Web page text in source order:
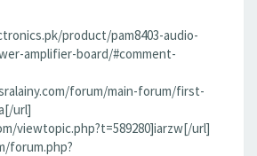
product/pam8403-audio-
amplifier-board/#comment-
forum/main-forum/first-
url]
viewtopic.php?t=589280]iarzw[/url]
forum.php?